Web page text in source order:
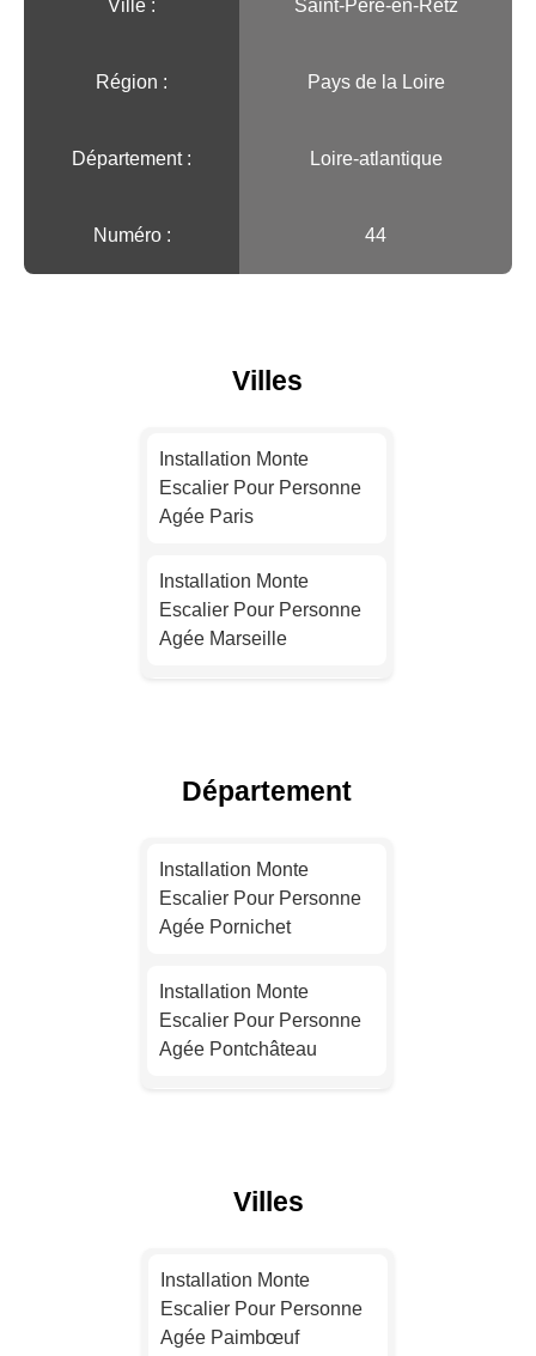
Ville :️ Saint-Père-en-Retz
Région :️ Pays de la Loire
Département : Loire-atlantique
Numéro : 44
Villes
Installation Monte
Escalier Pour Personne
Agée Paris
Installation Monte
Escalier Pour Personne
Agée Marseille
Agée Toulouse
Agée Nice
Installation Monte
Installation Monte
Escalier Pour Personne
Département
Installation Monte
Escalier Pour Personne
Agée Pornichet
Installation Monte
Escalier Pour Personne
Agée Pontchâteau
Agée Guérande
Villes
Installation Monte
Escalier Pour Personne
Agée Paimbœuf